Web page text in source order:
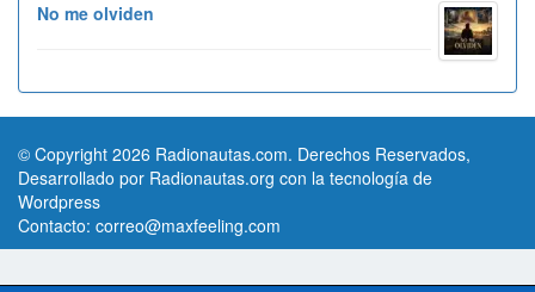
No me olviden
© Copyright 2026 Radionautas.com. Derechos Reservados,
Desarrollado por Radionautas.org con la tecnología de
Wordpress
Contacto: correo@maxfeeling.com